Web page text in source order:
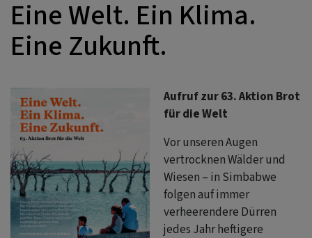
Eine Welt. Ein Klima.
Eine Zukunft.
Aufruf zur 63. Aktion Brot
für die Welt
Vor unseren Augen
vertrocknen Wälder und
Wiesen ‒ in Simbabwe
folgen auf immer
verheerendere Dürren
jedes Jahr heftigere